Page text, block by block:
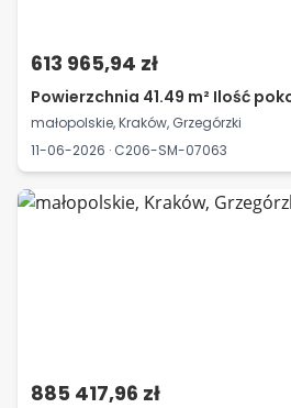
613 965,94 zł
Powierzchnia 41.49 m² Ilość
małopolskie, Kraków, Grzegórzki
11-06-2026 · C206-SM-07063
885 417,96 zł